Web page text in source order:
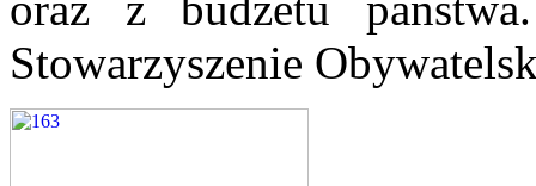
Stowarzyszenie